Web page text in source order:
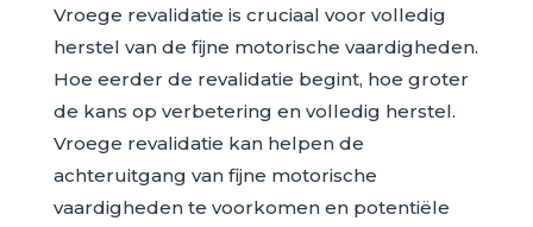
Vroege revalidatie is cruciaal voor volledig
herstel van de fijne motorische vaardigheden.
Hoe eerder de revalidatie begint, hoe groter
de kans op verbetering en volledig herstel.
Vroege revalidatie kan helpen de
achteruitgang van fijne motorische
vaardigheden te voorkomen en potentiële